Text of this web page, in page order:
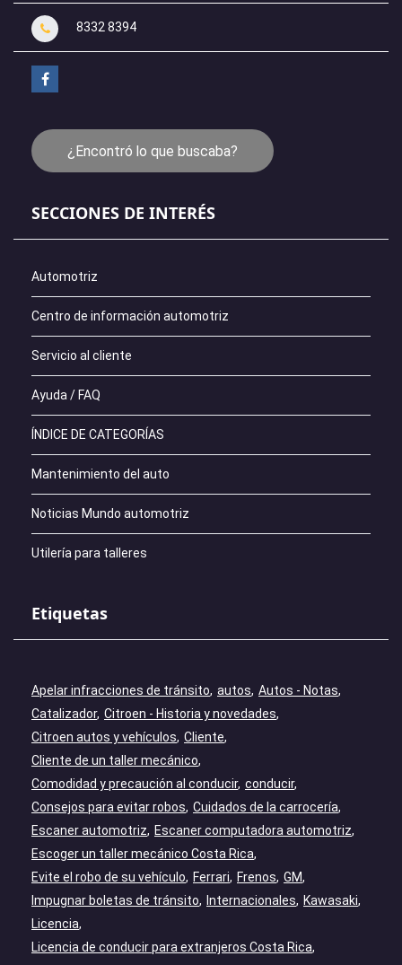
8332 8394
¿Encontró lo que buscaba?
SECCIONES DE INTERÉS
Automotriz
Centro de información automotriz
Servicio al cliente
Ayuda / FAQ
ÍNDICE DE CATEGORÍAS
Mantenimiento del auto
Noticias Mundo automotriz
Utilería para talleres
Etiquetas
Apelar infracciones de tránsito autos Autos - Notas
Catalizador Citroen - Historia y novedades
Citroen autos y vehículos Cliente
Cliente de un taller mecánico
Comodidad y precaución al conducir conducir
Consejos para evitar robos Cuidados de la carrocería
Escaner automotriz
Escaner computadora automotriz
Escoger un taller mecánico Costa Rica
Evite el robo de su vehículo
Ferrari Frenos GM
Impugnar boletas de tránsito
Internacionales
Kawasaki
Licencia
Licencia de conducir para extranjeros Costa Rica